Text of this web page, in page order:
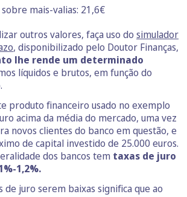
mais-valias: 21,6€
outros valores, faça uso do simulador
, disponibilizado pelo Doutor Finanças,
lhe rende um determinado
líquidos e brutos, em função do
produto financeiro usado no exemplo
acima da média do mercado, uma vez
novos clientes do banco em questão, e
de capital investido de 25.000 euros.
dos bancos tem taxas de juro
1,2%.
de juro serem baixas significa que ao